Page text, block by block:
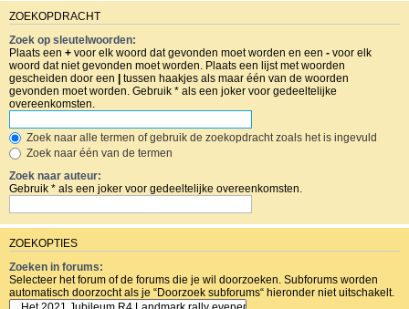
ZOEKOPDRACHT
Zoek op sleutelwoorden:
Plaats een + voor elk woord dat gevonden moet worden en een - voor elk
woord dat niet gevonden moet worden. Plaats een lijst met woorden
gescheiden door een | tussen haakjes als maar één van de woorden
gevonden moet worden. Gebruik * als een joker voor gedeeltelijke
overeenkomsten.
Zoek naar alle termen of gebruik de zoekopdracht zoals het is ingevuld
Zoek naar één van de termen
Zoek naar auteur:
Gebruik * als een joker voor gedeeltelijke overeenkomsten.
ZOEKOPTIES
Zoeken in forums:
Selecteer het forum of de forums die je wil doorzoeken. Subforums worden
automatisch doorzocht als je “Doorzoek subforums“ hieronder niet uitschakelt.